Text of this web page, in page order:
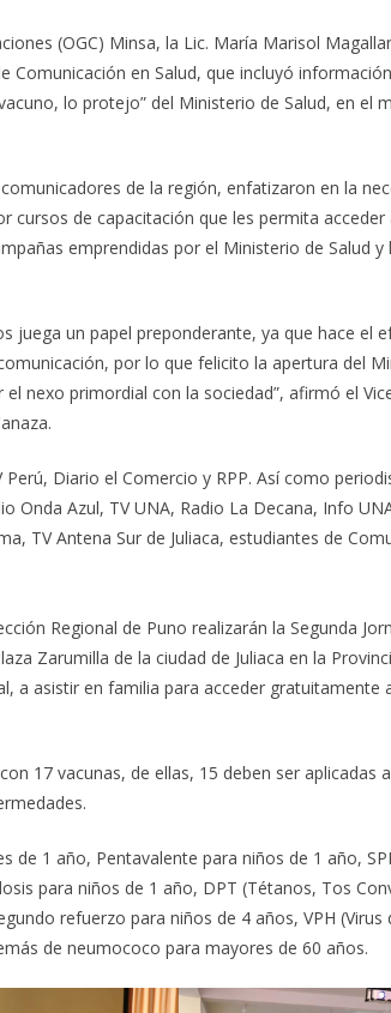
(OGC) Minsa, la Lic. María Marisol
Comunicación en Salud, que incluyó
lo protejo” del Ministerio de Salud, en el
de la región, enfatizaron en la
cursos de capacitación que les permita acceder
emprendidas por el Ministerio de Salud y
juega un papel preponderante, ya que hace el
por lo que felicito la apertura del
nexo primordial con la sociedad”, afirmó el
Diario el Comercio y RPP. Así como
Onda Azul, TV UNA, Radio La Decana, Info
TV Antena Sur de Juliaca, estudiantes de
Regional de Puno realizarán la Segunda
Zarumilla de la ciudad de Juliaca en la
a asistir en familia para acceder gratuitamente
17 vacunas, de ellas, 15 deben ser aplicadas
de 1 año, Pentavalente para niños de 1 año,
para niños de 1 año, DPT (Tétanos, Tos
refuerzo para niños de 4 años, VPH (Virus
de neumococo para mayores de 60 años.